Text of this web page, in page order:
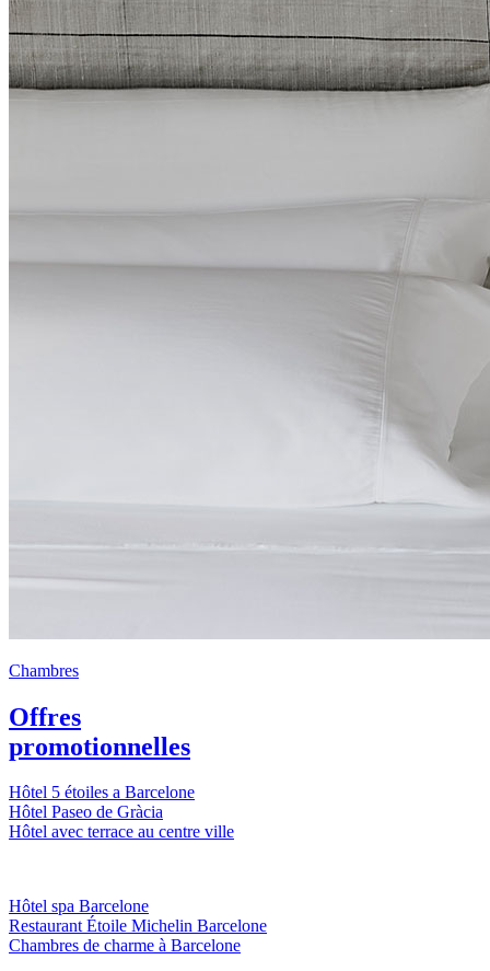
Chambres
Offres
promotionnelles
Hôtel 5 étoiles a Barcelone
Hôtel Paseo de Gràcia
Hôtel avec terrace au centre ville
Hôtel spa Barcelone
Restaurant Étoile Michelin Barcelone
Chambres de charme à Barcelone